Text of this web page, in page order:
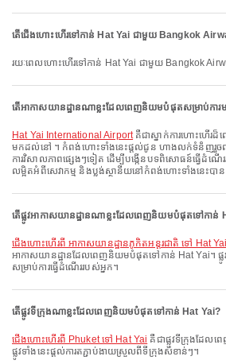
តើជើងហោះហើរទៅកាន់ Hat Yai ជាមួយ Bangkok
រយៈពេលហោះហើរទៅកាន់ Hat Yai ជាមួយ Bangkok
តើអាកាសយានដ្ឋានណាខ្លះដែលពេញនិយមបំផុតសម្រាប់កា
Hat Yai International Airportគឺជាស្នាក់ការហោះហើរ
មកដល់នៅ ។ កំពង់ហោះទាំងនេះផ្តល់ជូន ហាងលក់ទំនិញរួចព
ការវិសាលភាពផ្សេងៗទៀត ដើម្បីបង្កើនបទពិសោធន៍ធ្វើដំណើ
លម្អិតអំពីសេវាកម្ម និងប្លង់ស្ថានីយនៅកំពង់ហោះទាំងនេះបា
តើផ្លូវអាកាសយានដ្ឋានណាខ្លះដែលពេញនិយមបំផុតទៅកាន់
ជើងហោះហើរពី អាកាសយានដ្ឋានភូកិតអន្តរជាតិ ទៅ Hat
អាកាសយានដ្ឋានដែលពេញនិយមបំផុតទៅកាន់ Hat Yai។ ផ្លូវ
សម្រាប់ការធ្វើដំណើររបស់អ្នក។
តើផ្លូវទីក្រុងណាខ្លះដែលពេញនិយមបំផុតទៅកាន់ Hat Yai?
ជើងហោះហើរពី Phuket ទៅ Hat Yai គឺជាផ្លូវទីក្រុងដែល
ផ្លូវទាំងនេះផ្តល់ការតភ្ជាប់ងាយស្រួលពីទីក្រុងសំខាន់ៗ។